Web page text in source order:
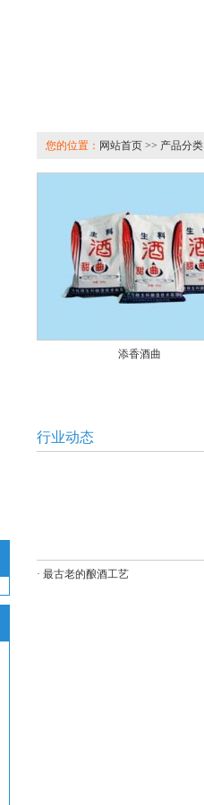
您的位置： 网站首页 >> 产品分类
添香酒曲
行业动态
· 最古老的酿酒工艺